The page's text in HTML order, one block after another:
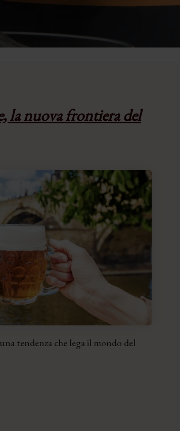
la nuova frontiera del
tendenza che lega il mondo del